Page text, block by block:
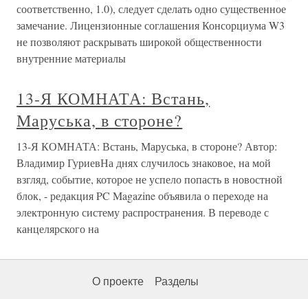
соответственно, 1.0), следует сделать одно существенное
замечание. Лицензионные соглашения Консорциума W3
не позволяют раскрывать широкой общественности
внутренние материалы
13-Я КОМНАТА: Встань,
Маруська, в стороне?
13-Я КОМНАТА: Встань, Маруська, в стороне? Автор:
Владимир ГуриевНа днях случилось знаковое, на мой
взгляд, событие, которое не успело попасть в новостной
блок, - редакция PC Magazine объявила о переходе на
электронную систему распространения. В переводе с
канцелярского на
О проекте Разделы